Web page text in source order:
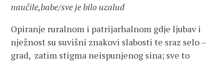
naučile,babe/sve je bilo uzalud
Opiranje ruralnom i patrijarhalnom gdje ljubav i
nježnost su suvišni znakovi slabosti te sraz selo –
grad, zatim stigma neispunjenog sina; sve to